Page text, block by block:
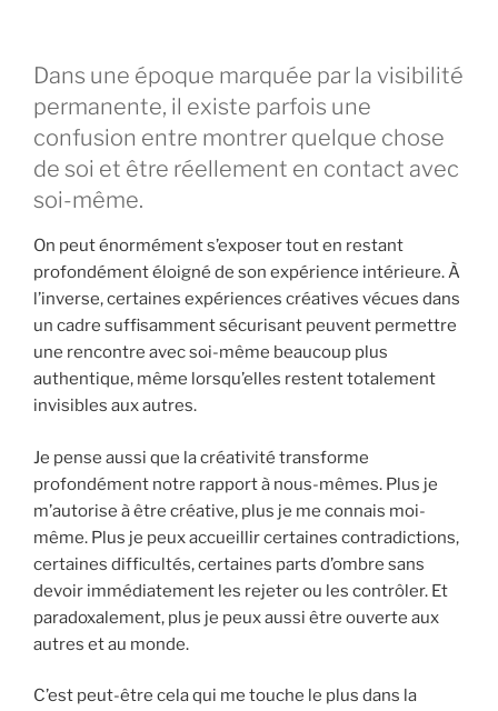
Dans une époque marquée par la visibilité
permanente, il existe parfois une
confusion entre montrer quelque chose
de soi et être réellement en contact avec
soi-même.
On peut énormément s’exposer tout en restant
profondément éloigné de son expérience intérieure. À
l’inverse, certaines expériences créatives vécues dans
un cadre suffisamment sécurisant peuvent permettre
une rencontre avec soi-même beaucoup plus
authentique, même lorsqu’elles restent totalement
invisibles aux autres.
Je pense aussi que la créativité transforme
profondément notre rapport à nous-mêmes. Plus je
m’autorise à être créative, plus je me connais moi-
même. Plus je peux accueillir certaines contradictions,
certaines difficultés, certaines parts d’ombre sans
devoir immédiatement les rejeter ou les contrôler. Et
paradoxalement, plus je peux aussi être ouverte aux
autres et au monde.
C’est peut-être cela qui me touche le plus dans la